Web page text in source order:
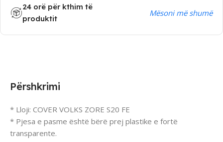
24 orë për kthim të
produktit
Mësoni më shumë
Përshkrimi
* Lloji: COVER VOLKS ZORE S20 FE
* Pjesa e pasme është bërë prej plastike e fortë
transparente.